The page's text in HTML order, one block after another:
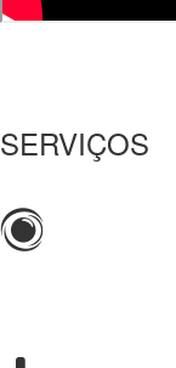
SERVIÇOS